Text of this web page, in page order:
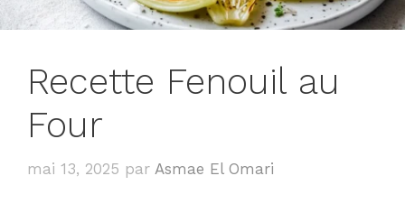
Recette Fenouil au
Four
mai 13, 2025 par Asmae El Omari